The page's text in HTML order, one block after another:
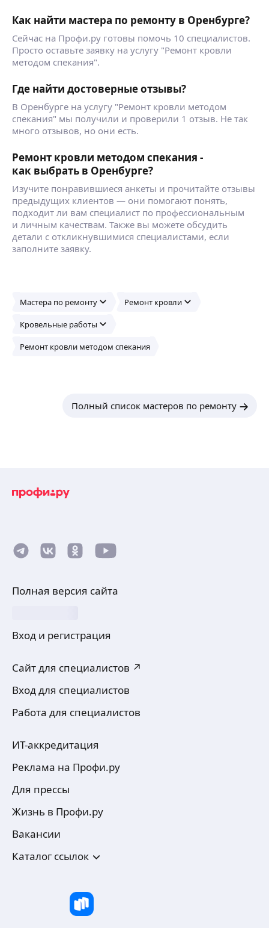
Как найти мастера по ремонту в Оренбурге?
Сейчас на Профи.ру готовы помочь 10 специалистов.
Просто оставьте заявку на услугу "Ремонт кровли
методом спекания".
Где найти достоверные отзывы?
В Оренбурге на услугу "Ремонт кровли методом
спекания" мы получили и проверили 1 отзыв. Не так
много отзывов, но они есть.
Ремонт кровли методом спекания -
как выбрать в Оренбурге?
Изучите понравившиеся анкеты и прочитайте отзывы
предыдущих клиентов — они помогают понять,
подходит ли вам специалист по профессиональным
и личным качествам. Также вы можете обсудить
детали с откликнувшимися специалистами, если
заполните заявку.
Мастера по ремонту Ремонт кровли
Кровельные работы
Ремонт кровли методом спекания
Полный список мастеров по ремонту
Полная версия сайта
Вход и регистрация
Сайт для специалистов ↗
Вход для специалистов
Работа для специалистов
ИТ-аккредитация
Реклама на Профи.ру
Для прессы
Жизнь в Профи.ру
Вакансии
Каталог ссылок